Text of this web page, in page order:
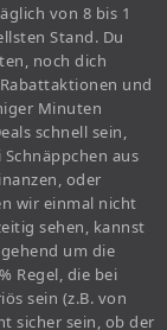
von 8 bis 1
Stand. Du
noch dich
und
Minuten
schnell sein,
aus
oder
wir einmal nicht
sehen, kannst
um die
Regel, die bei
sein (z.B. von
sicher sein, ob der